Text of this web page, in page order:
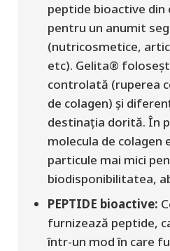
peptide bioactive din
pentru un anumit
(nutricosmetice,
etc). Gelita®
controlată (ruperea
de colagen) și
destinația dorită. În
molecula de colagen
particule mai mici
biodisponibilitatea,
PEPTIDE bioactive:
furnizează peptide,
într-un mod în care